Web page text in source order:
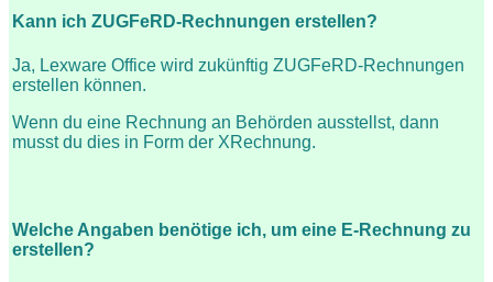
Kann ich ZUGFeRD-Rechnungen erstellen?
Ja, Lexware Office wird zukünftig ZUGFeRD-Rechnungen
erstellen können.
Wenn du eine Rechnung an Behörden ausstellst, dann
musst du dies in Form der XRechnung.
Welche Angaben benötige ich, um eine E-Rechnung zu
erstellen?